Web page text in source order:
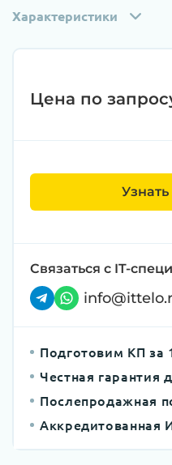
Характеристики
Цена по
Узнать
Связаться с IT-
Подготовим КП за
Честная гарантия
Послепродажная
Аккредитованная